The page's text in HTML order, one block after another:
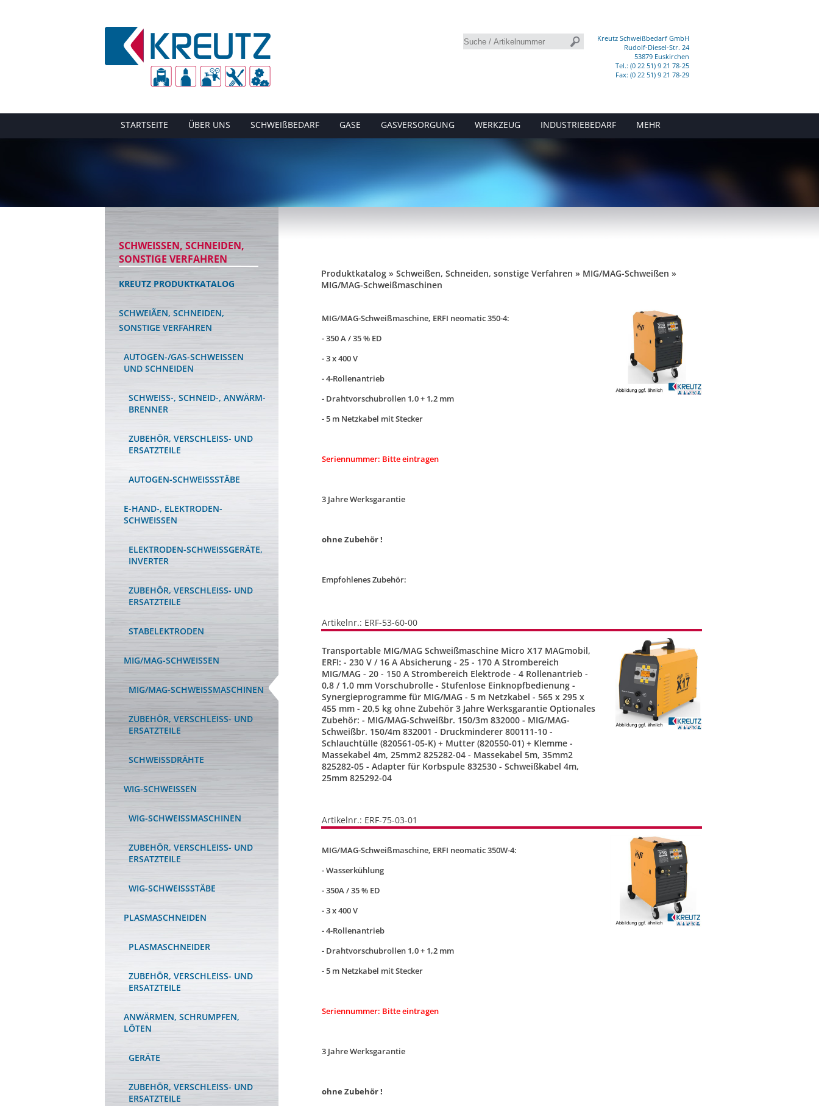
Kreutz Schweißbedarf GmbH
Rudolf-Diesel-Str. 24
53879 Euskirchen
Tel.: (0 22 51) 9 21 78-25
Fax: (0 22 51) 9 21 78-29
STARTSEITE ÜBER UNS SCHWEIßBEDARF GASE GASVERSORGUNG WERKZEUG INDUSTRIEBEDARF MEHR
SCHWEISSEN, SCHNEIDEN,
SONSTIGE VERFAHREN
KREUTZ PRODUKTKATALOG
SCHWEIÃEN, SCHNEIDEN,
SONSTIGE VERFAHREN
AUTOGEN-/GAS-SCHWEISSEN U
ND SCHNEIDEN
SCHWEISS-, SCHNEID-, ANWÄRM-B
RENNER
ZUBEHÖR, VERSCHLEISS- UND E
RSATZTEILE
AUTOGEN-SCHWEISSSTÄBE
E-HAND-, ELEKTRODEN-
SCHWEISSEN
ELEKTRODEN-SCHWEISSGERÄTE, I
NVERTER
ZUBEHÖR, VERSCHLEISS- UND E
RSATZTEILE
STABELEKTRODEN
MIG/MAG-SCHWEISSEN
MIG/MAG-SCHWEISSMASCHINEN
ZUBEHÖR, VERSCHLEISS- UND E
RSATZTEILE
SCHWEISSDRÄHTE
WIG-SCHWEISSEN
WIG-SCHWEISSMASCHINEN
ZUBEHÖR, VERSCHLEISS- UND E
RSATZTEILE
WIG-SCHWEISSSTÄBE
PLASMASCHNEIDEN
PLASMASCHNEIDER
ZUBEHÖR, VERSCHLEISS- UND E
RSATZTEILE
ANWÄRMEN, SCHRUMPFEN,
LÖTEN
GERÄTE
ZUBEHÖR, VERSCHLEISS- UND E
RSATZTEILE
Produktkatalog » Schweißen, Schneiden, sonstige Verfahren » MIG/MAG-Schweißen »
MIG/MAG-Schweißmaschinen
MIG/MAG-Schweißmaschine, ERFI neomatic 350-4:
- 350 A / 35 % ED
- 3 x 400 V
- 4-Rollenantrieb
- Drahtvorschubrollen 1,0 + 1,2 mm
- 5 m Netzkabel mit Stecker
Seriennummer: Bitte eintragen
3 Jahre Werksgarantie
ohne Zubehör !
Empfohlenes Zubehör:
Artikelnr.: ERF-53-60-00
Transportable MIG/MAG Schweißmaschine Micro X17 MAGmobil,
ERFI: - 230 V / 16 A Absicherung - 25 - 170 A Strombereich
MIG/MAG - 20 - 150 A Strombereich Elektrode - 4 Rollenantrieb -
0,8 / 1,0 mm Vorschubrolle - Stufenlose Einknopfbedienung -
Synergieprogramme für MIG/MAG - 5 m Netzkabel - 565 x 295 x
455 mm - 20,5 kg ohne Zubehör 3 Jahre Werksgarantie Optionales
Zubehör: - MIG/MAG-Schweißbr. 150/3m 832000 - MIG/MAG-
Schweißbr. 150/4m 832001 - Druckminderer 800111-10 -
Schlauchtülle (820561-05-K) + Mutter (820550-01) + Klemme -
Massekabel 4m, 25mm2 825282-04 - Massekabel 5m, 35mm2
825282-05 - Adapter für Korbspule 832530 - Schweißkabel 4m,
25mm 825292-04
Artikelnr.: ERF-75-03-01
MIG/MAG-Schweißmaschine, ERFI neomatic 350W-4:
- Wasserkühlung
- 350A / 35 % ED
- 3 x 400 V
- 4-Rollenantrieb
- Drahtvorschubrollen 1,0 + 1,2 mm
- 5 m Netzkabel mit Stecker
Seriennummer: Bitte eintragen
3 Jahre Werksgarantie
ohne Zubehör !